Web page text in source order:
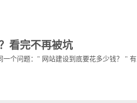
看完不再被坑
个问题：" 网站建设到底要花多少钱？ "